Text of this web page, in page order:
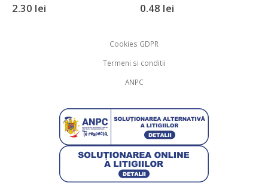
2.30 lei 0.48 lei
Cookies GDPR
Termeni si conditii
ANPC